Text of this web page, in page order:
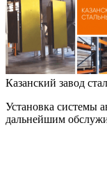
Казанский завод
Установка системы
дальнейшим